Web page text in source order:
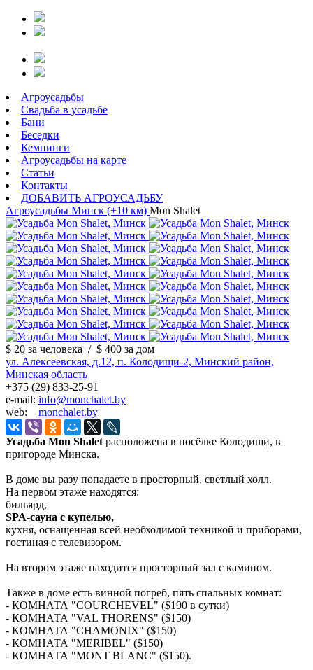
Агроусадьбы
Свадьба в усадьбе
Бани
Беседки
Кемпинги
Агроусадьбы на карте
Статьи
Контакты
ДОБАВИТЬ АГРОУСАДЬБУ
Агроусадьбы Минск (+10 км) Mon Shalet
$ 20 за человека / $ 400 за дом
ул. Алексеевская, д.12, п. Колодищи-2, Минский район,
Минская область
+375 (29) 833-25-91
e-mail: info@monchalet.by
web: monchalet.by
Усадьба Mon Shalet расположена в посёлке Колодищи, в
пригороде Минска.
В доме вы разу попадаете в просторный, светлый холл.
На первом этаже находятся:
бильярд,
SPA-сауна с купелью,
кухня, оснащенная всей необходимой техникой и приборами,
гостиная с телевизором.
На втором этаже находится просторный зал с камином.
Также в доме есть винной погреб, пять спальных комнат:
- КОМНАТА "COURCHEVEL" ($190 в сутки)
- КОМНАТА "VAL THORENS" ($150)
- КОМНАТА "CHAMONIX" ($150)
- КОМНАТА "MERIBEL" ($150)
- КОМНАТА "MONT BLANC" ($150).